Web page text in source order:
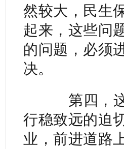
然较大，民生
起来，这些问
的问题，必须
决。
第四，这
行稳致远的迫
业，前进道路